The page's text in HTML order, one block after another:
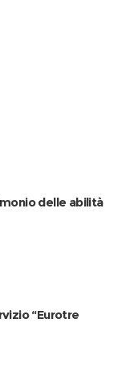
delle abilità
“Eurotre